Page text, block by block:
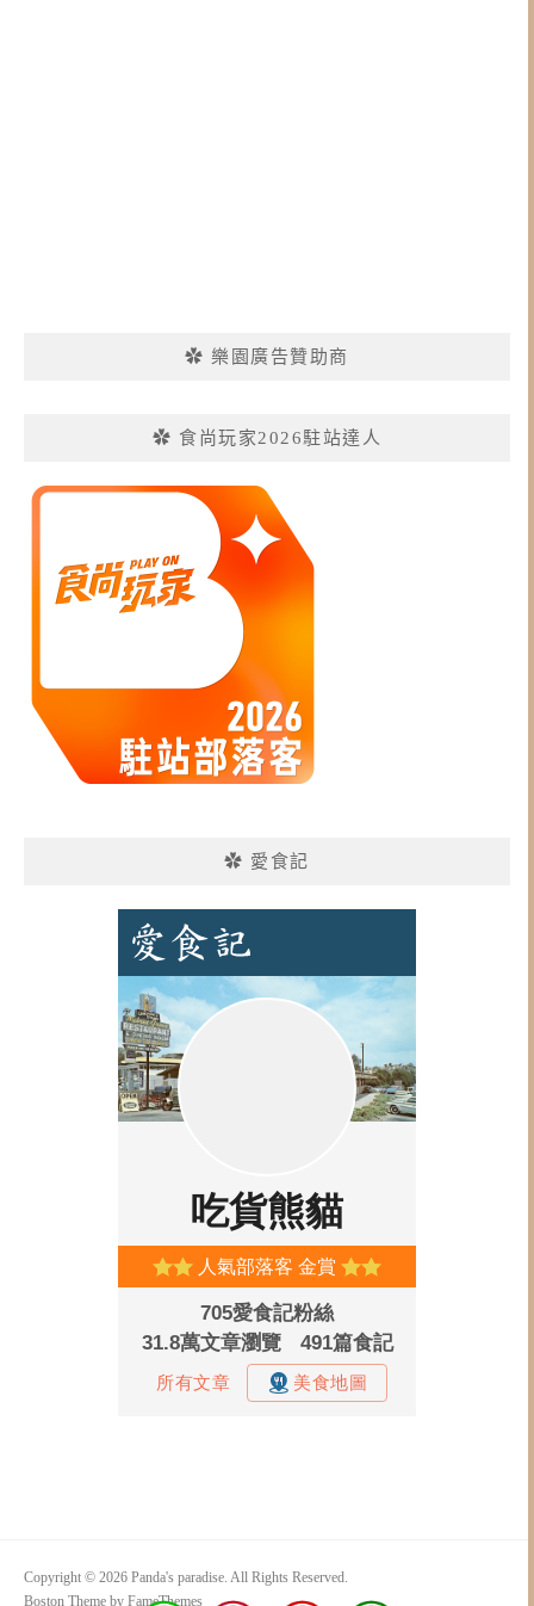
✿ 樂園廣告贊助商
✿ 食尚玩家2026駐站達人
✿ 愛食記
Copyright © 2026 Panda's paradise. All Rights Reserved.
Boston Theme by FameThemes